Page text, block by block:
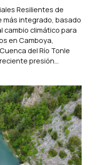
Resilientes de
más integrado, basado
cambio climático para
en Camboya,
del Río Tonle
presión...